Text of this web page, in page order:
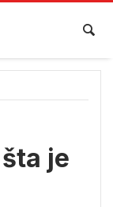
je